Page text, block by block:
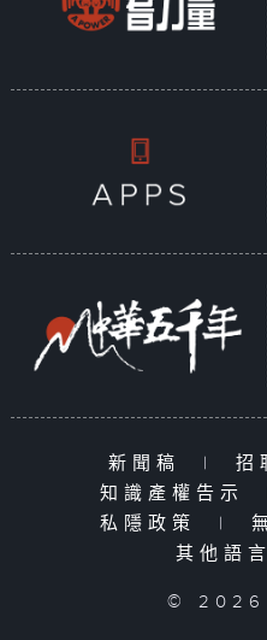
新聞稿 | 招
知識產權告示
私隱政策
|
其他語
©